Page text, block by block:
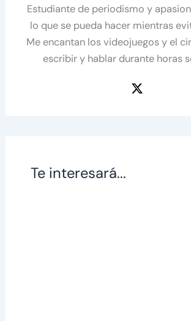
Estudiante de periodismo y
lo que se pueda hacer mientras
Me encantan los videojuegos y el
escribir y hablar durante horas
Te interesará...